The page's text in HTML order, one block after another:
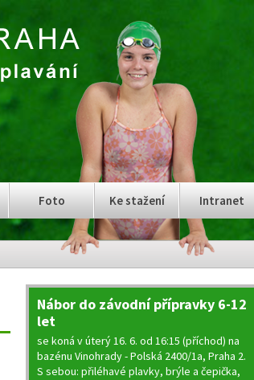
Foto Ke stažení Intranet
Nábor do závodní přípravky 6-12
let
se koná v úterý 16. 6. od 16:15 (příchod) na
bazénu Vinohrady - Polská 2400/1a, Praha 2.
S sebou: přiléhavé plavky, brýle a čepička,